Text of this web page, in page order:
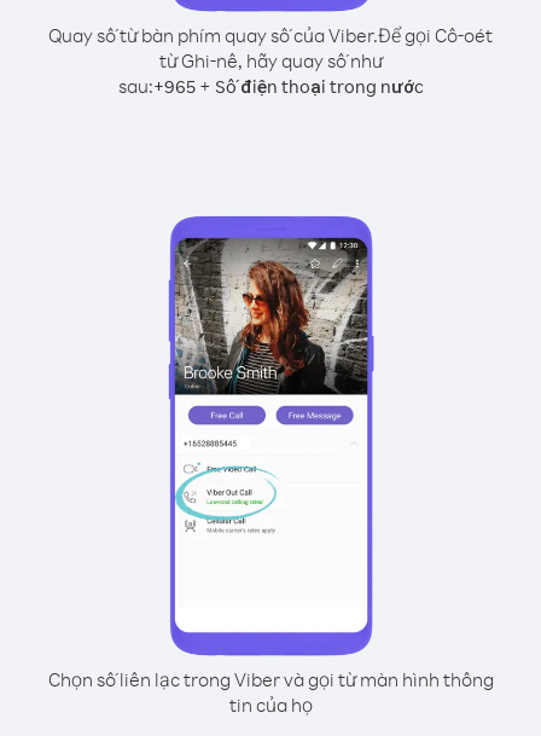
Quay số từ bàn phím quay số của Viber.Để gọi Cô-oét
từ Ghi-nê, hãy quay số như
sau:+965+ Số điện thoại trong nước
Chọn số liên lạc trong Viber và gọi từ màn hình thông
tin của họ